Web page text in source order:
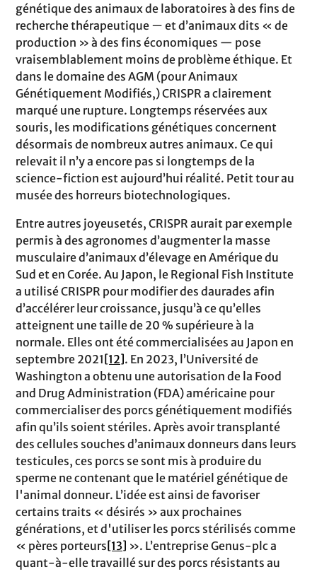
génétique des animaux de laboratoires à des fins de
recherche thérapeutique — et d’animaux dits « de
production » à des fins économiques — pose
vraisemblablement moins de problème éthique. Et
dans le domaine des AGM (pour Animaux
Génétiquement Modifiés,) CRISPR a clairement
marqué une rupture. Longtemps réservées aux
souris, les modifications génétiques concernent
désormais de nombreux autres animaux. Ce qui
relevait il n’y a encore pas si longtemps de la
science-fiction est aujourd’hui réalité. Petit tour au
musée des horreurs biotechnologiques.
Entre autres joyeusetés, CRISPR aurait par exemple
permis à des agronomes d’augmenter la masse
musculaire d’animaux d’élevage en Amérique du
Sud et en Corée. Au Japon, le Regional Fish Institute
a utilisé CRISPR pour modifier des daurades afin
d’accélérer leur croissance, jusqu’à ce qu’elles
atteignent une taille de 20 % supérieure à la
normale. Elles ont été commercialisées au Japon en
septembre 2021[12]. En 2023, l’Université de
Washington a obtenu une autorisation de la Food
and Drug Administration (FDA) américaine pour
commercialiser des porcs génétiquement modifiés
afin qu’ils soient stériles. Après avoir transplanté
des cellules souches d’animaux donneurs dans leurs
testicules, ces porcs se sont mis à produire du
sperme ne contenant que le matériel génétique de
l'animal donneur. L’idée est ainsi de favoriser
certains traits « désirés » aux prochaines
générations, et d'utiliser les porcs stérilisés comme
« pères porteurs[13] ». L’entreprise Genus-plc a
quant-à-elle travaillé sur des porcs résistants au